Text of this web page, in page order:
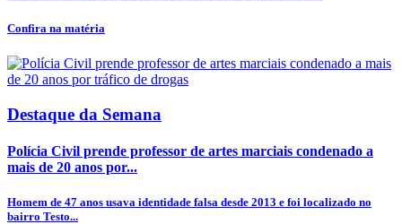
Confira na matéria
Destaque da Semana
Polícia Civil prende professor de artes marciais condenado a
mais de 20 anos por...
Homem de 47 anos usava identidade falsa desde 2013 e foi localizado no
bairro Testo...